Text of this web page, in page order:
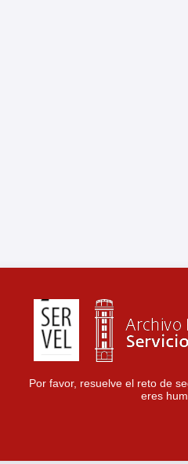
Por favor, resuelve el reto de
eres